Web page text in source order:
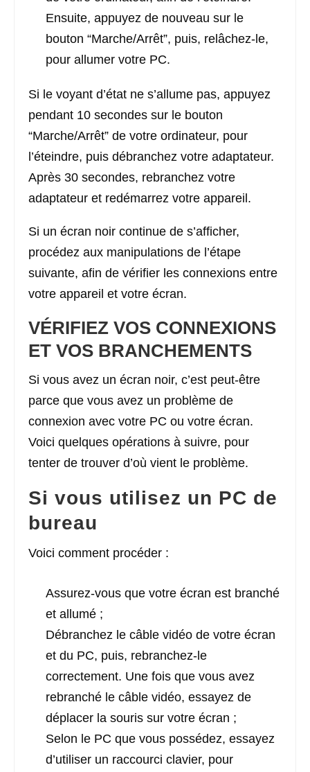
Ensuite, appuyez de nouveau sur le
bouton “Marche/Arrêt”, puis, relâchez-le,
pour allumer votre PC.
Si le voyant d’état ne s’allume pas, appuyez
pendant 10 secondes sur le bouton
“Marche/Arrêt” de votre ordinateur, pour
l’éteindre, puis débranchez votre adaptateur.
Après 30 secondes, rebranchez votre
adaptateur et redémarrez votre appareil.
Si un écran noir continue de s’afficher,
procédez aux manipulations de l’étape
suivante, afin de vérifier les connexions entre
votre appareil et votre écran.
VÉRIFIEZ VOS CONNEXIONS
ET VOS BRANCHEMENTS
Si vous avez un écran noir, c’est peut-être
parce que vous avez un problème de
connexion avec votre PC ou votre écran.
Voici quelques opérations à suivre, pour
tenter de trouver d’où vient le problème.
Si vous utilisez un PC de
bureau
Voici comment procéder :
Assurez-vous que votre écran est branché
et allumé ;
Débranchez le câble vidéo de votre écran
et du PC, puis, rebranchez-le
correctement. Une fois que vous avez
rebranché le câble vidéo, essayez de
déplacer la souris sur votre écran ;
Selon le PC que vous possédez, essayez
d’utiliser un raccourci clavier, pour